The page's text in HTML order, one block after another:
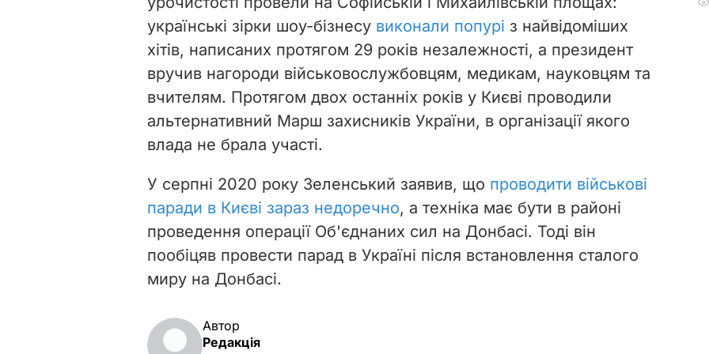
українські зірки шоу-бізнесу виконали попурі з найвідоміших
хітів, написаних протягом 29 років незалежності, а президент
вручив нагороди військовослужбовцям, медикам, науковцям та
вчителям. Протягом двох останніх років у Києві проводили
альтернативний Марш захисників України, в організації якого
влада не брала участі.
У серпні 2020 року Зеленський заявив, що проводити військові
паради в Києві зараз недоречно, а техніка має бути в районі
проведення операції Об'єднаних сил на Донбасі. Тоді він
пообіцяв провести парад в Україні після встановлення сталого
миру на Донбасі.
Автор
Редакція